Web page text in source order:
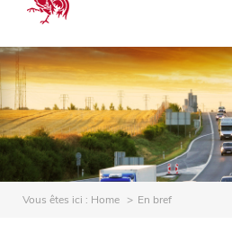
Vous êtes ici : Home En bref